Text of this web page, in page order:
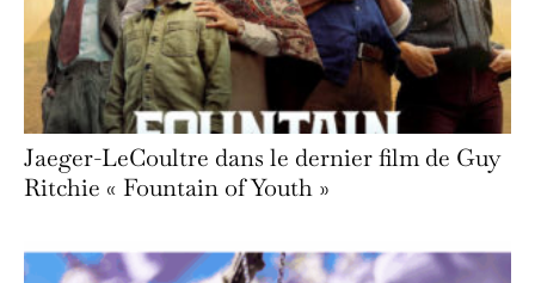
Jaeger-LeCoultre dans le dernier film de Guy
Ritchie « Fountain of Youth »